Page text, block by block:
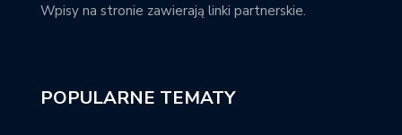
Wpisy na stronie zawierają linki partnerskie.
POPULARNE TEMATY